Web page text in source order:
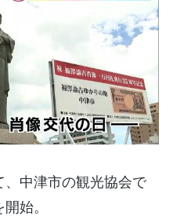
中津市の観光協会で
始。